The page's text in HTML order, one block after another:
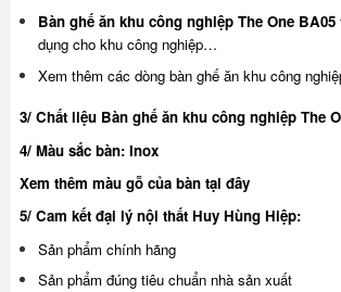
Bàn ghế ăn khu công nghiệp The One BA05
dụng cho khu công nghiệp…
Xem thêm các dòng bàn ghế ăn khu công
3/ Chất liệu Bàn ghế ăn khu công nghiệp The
4/ Màu sắc bàn: Inox
Xem thêm màu gỗ của bàn tại đây
5/ Cam kết đại lý nội thất Huy Hùng Hiệp:
Sản phẩm chính hãng
Sản phẩm đúng tiêu chuẩn nhà sản xuất